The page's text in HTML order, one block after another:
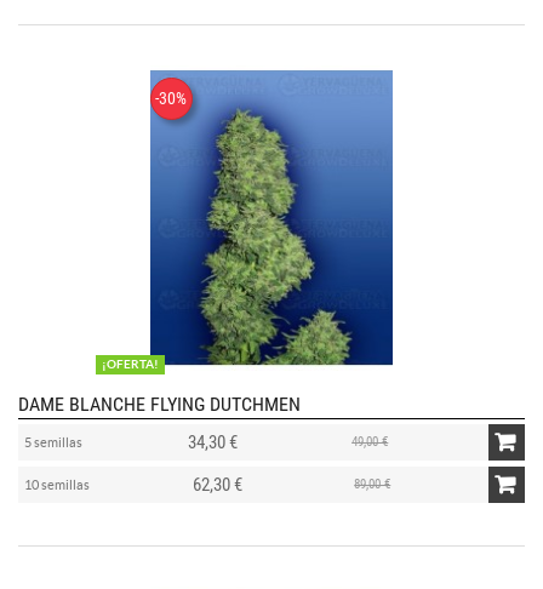
-30%
¡OFERTA!
DAME BLANCHE FLYING DUTCHMEN
5 semillas 34,30 € 49,00 €
10 semillas 62,30 € 89,00 €